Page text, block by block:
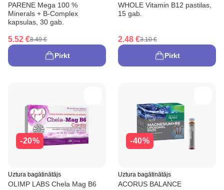
PARENE Mega 100 %
Minerals + B-Complex
kapsulas, 30 gab.
5.52 €8.49 €
Pirkt
WHOLE Vitamin B12 pastilas,
15 gab.
2.48 €3.10 €
Pirkt
-20%
Uztura bagātinātājs
OLIMP LABS Chela Mag B6
-40%
Uztura bagātinātājs
ACORUS BALANCE